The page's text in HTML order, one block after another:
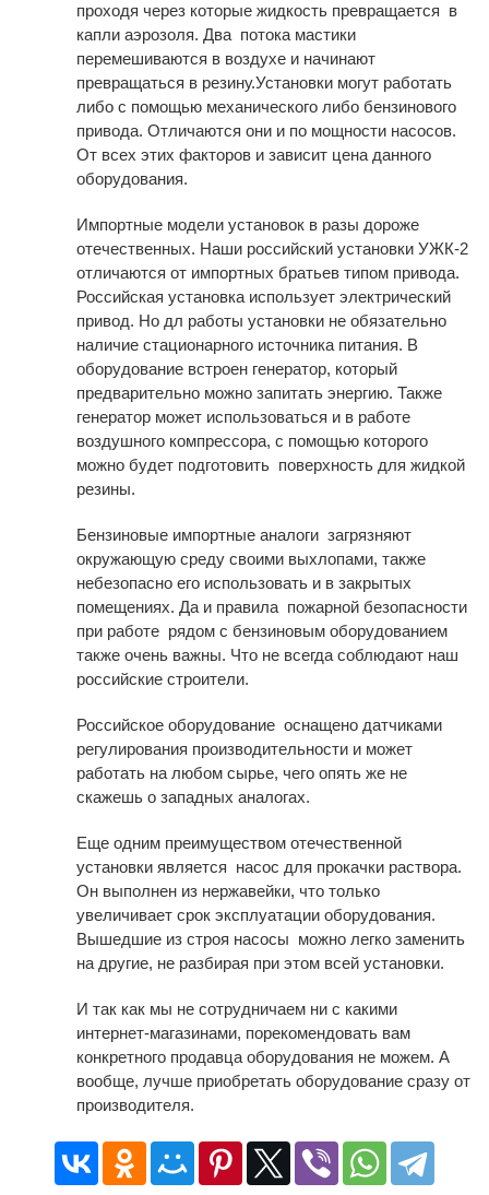
проходя через которые жидкость превращается в
капли аэрозоля. Два потока мастики
перемешиваются в воздухе и начинают
превращаться в резину.Установки могут работать
либо с помощью механического либо бензинового
привода. Отличаются они и по мощности насосов.
От всех этих факторов и зависит цена данного
оборудования.
Импортные модели установок в разы дороже
отечественных. Наши российский установки УЖК-2
отличаются от импортных братьев типом привода.
Российская установка использует электрический
привод. Но дл работы установки не обязательно
наличие стационарного источника питания. В
оборудование встроен генератор, который
предварительно можно запитать энергию. Также
генератор может использоваться и в работе
воздушного компрессора, с помощью которого
можно будет подготовить поверхность для жидкой
резины.
Бензиновые импортные аналоги загрязняют
окружающую среду своими выхлопами, также
небезопасно его использовать и в закрытых
помещениях. Да и правила пожарной безопасности
при работе рядом с бензиновым оборудованием
также очень важны. Что не всегда соблюдают наш
российские строители.
Российское оборудование оснащено датчиками
регулирования производительности и может
работать на любом сырье, чего опять же не
скажешь о западных аналогах.
Еще одним преимуществом отечественной
установки является насос для прокачки раствора.
Он выполнен из нержавейки, что только
увеличивает срок эксплуатации оборудования.
Вышедшие из строя насосы можно легко заменить
на другие, не разбирая при этом всей установки.
И так как мы не сотрудничаем ни с какими
интернет-магазинами, порекомендовать вам
конкретного продавца оборудования не можем. А
вообще, лучше приобретать оборудование сразу от
производителя.